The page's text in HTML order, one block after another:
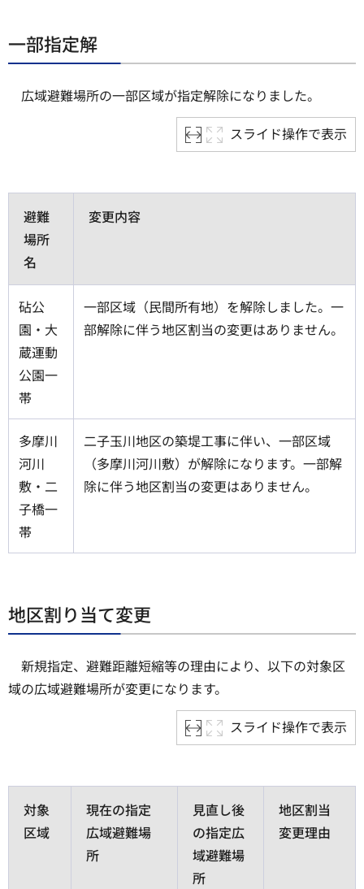
一部指定解
広域避難場所の一部区域が指定解除になりました。
スライド操作で表示
避難
場所
名
変更内容
砧公
園・大
蔵運動
公園一
帯
一部区域（民間所有地）を解除しました。一
部解除に伴う地区割当の変更はありません。
多摩川
河川
敷・二
子橋一
帯
二子玉川地区の築堤工事に伴い、一部区域
（多摩川河川敷）が解除になります。一部解
除に伴う地区割当の変更はありません。
地区割り当て変更
新規指定、避難距離短縮等の理由により、以下の対象区
域の広域避難場所が変更になります。
スライド操作で表示
対象
区域
現在の指定
広域避難場
所
見直し後
の指定広
域避難場
所
地区割当
変更理由